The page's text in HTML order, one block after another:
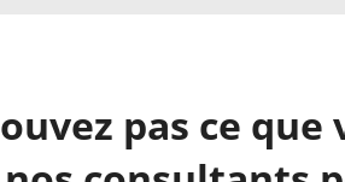
pas ce que